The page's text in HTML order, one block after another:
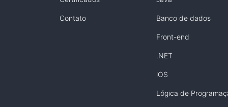
Contato Banco de dados
Front-end
.NET
iOS
Lógica de